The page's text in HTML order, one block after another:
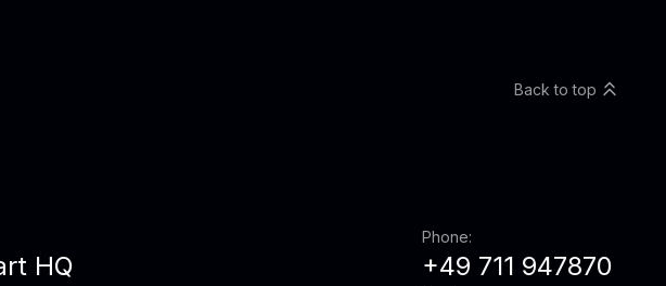
Back to top
HQ
Phone:
+49 711 947870